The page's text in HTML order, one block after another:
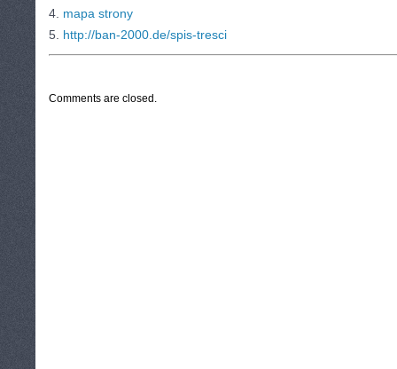
4. mapa strony
5. http://ban-2000.de/spis-tresci
Comments are closed.